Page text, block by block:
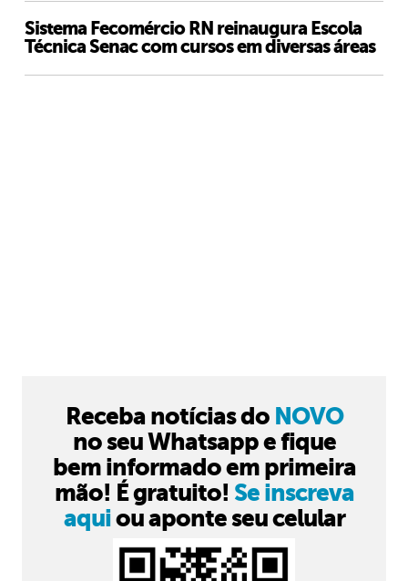
Sistema Fecomércio RN reinaugura Escola
Técnica Senac com cursos em diversas áreas
Receba notícias do NOVO
no seu Whatsapp e fique
bem informado em primeira
mão! É gratuito! Se inscreva
aquiou aponte seu celular